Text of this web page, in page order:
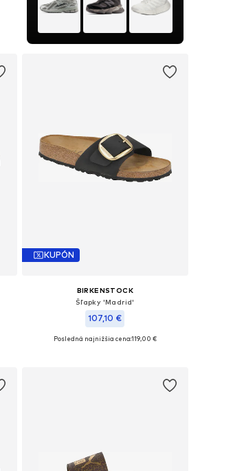
KUPÓN
BIRKENSTOCK
Šľapky 'Madrid'
107,10 €
Dostupné veľkosti: 36, 37, 38, 39, 40, 42
Posledná najnižšia cena:119,00 €